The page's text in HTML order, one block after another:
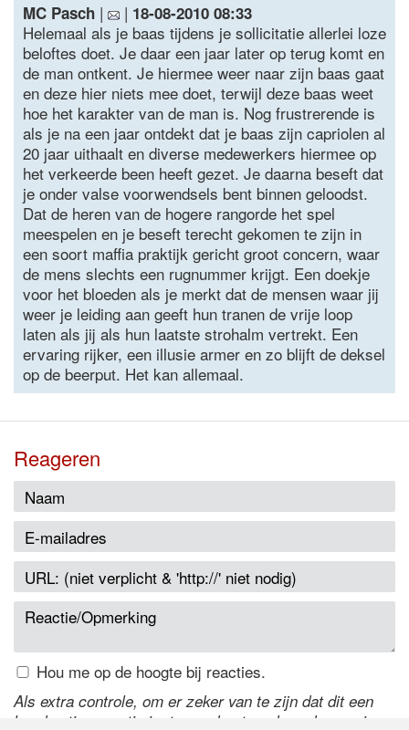
MC Pasch | | 18-08-2010 08:33
Helemaal als je baas tijdens je sollicitatie allerlei loze
beloftes doet. Je daar een jaar later op terug komt en
de man ontkent. Je hiermee weer naar zijn baas gaat
en deze hier niets mee doet, terwijl deze baas weet
hoe het karakter van de man is. Nog frustrerende is
als je na een jaar ontdekt dat je baas zijn capriolen al
20 jaar uithaalt en diverse medewerkers hiermee op
het verkeerde been heeft gezet. Je daarna beseft dat
je onder valse voorwendsels bent binnen geloodst.
Dat de heren van de hogere rangorde het spel
meespelen en je beseft terecht gekomen te zijn in
een soort maffia praktijk gericht groot concern, waar
de mens slechts een rugnummer krijgt. Een doekje
voor het bloeden als je merkt dat de mensen waar jij
weer je leiding aan geeft hun tranen de vrije loop
laten als jij als hun laatste strohalm vertrekt. Een
ervaring rijker, een illusie armer en zo blijft de deksel
op de beerput. Het kan allemaal.
Reageren
Hou me op de hoogte bij reacties.
Als extra controle, om er zeker van te zijn dat dit een
handmatige reactie is, typ onderstaande code over in